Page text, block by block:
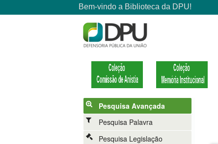
Pesquisa Avançada
Pesquisa Palavra
Pesquisa Legislação